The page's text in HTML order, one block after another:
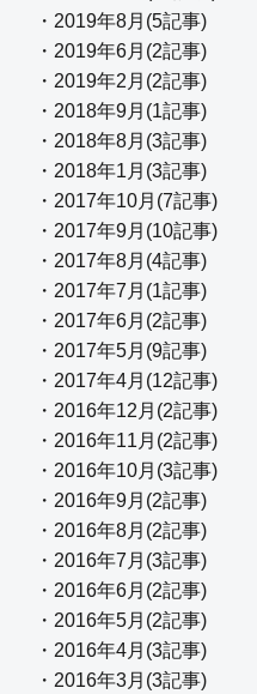
・2019年8月(5記事)
・2019年6月(2記事)
・2019年2月(2記事)
・2018年9月(1記事)
・2018年8月(3記事)
・2018年1月(3記事)
・2017年10月(7記事)
・2017年9月(10記事)
・2017年8月(4記事)
・2017年7月(1記事)
・2017年6月(2記事)
・2017年5月(9記事)
・2017年4月(12記事)
・2016年12月(2記事)
・2016年11月(2記事)
・2016年10月(3記事)
・2016年9月(2記事)
・2016年8月(2記事)
・2016年7月(3記事)
・2016年6月(2記事)
・2016年5月(2記事)
・2016年4月(3記事)
・2016年3月(3記事)